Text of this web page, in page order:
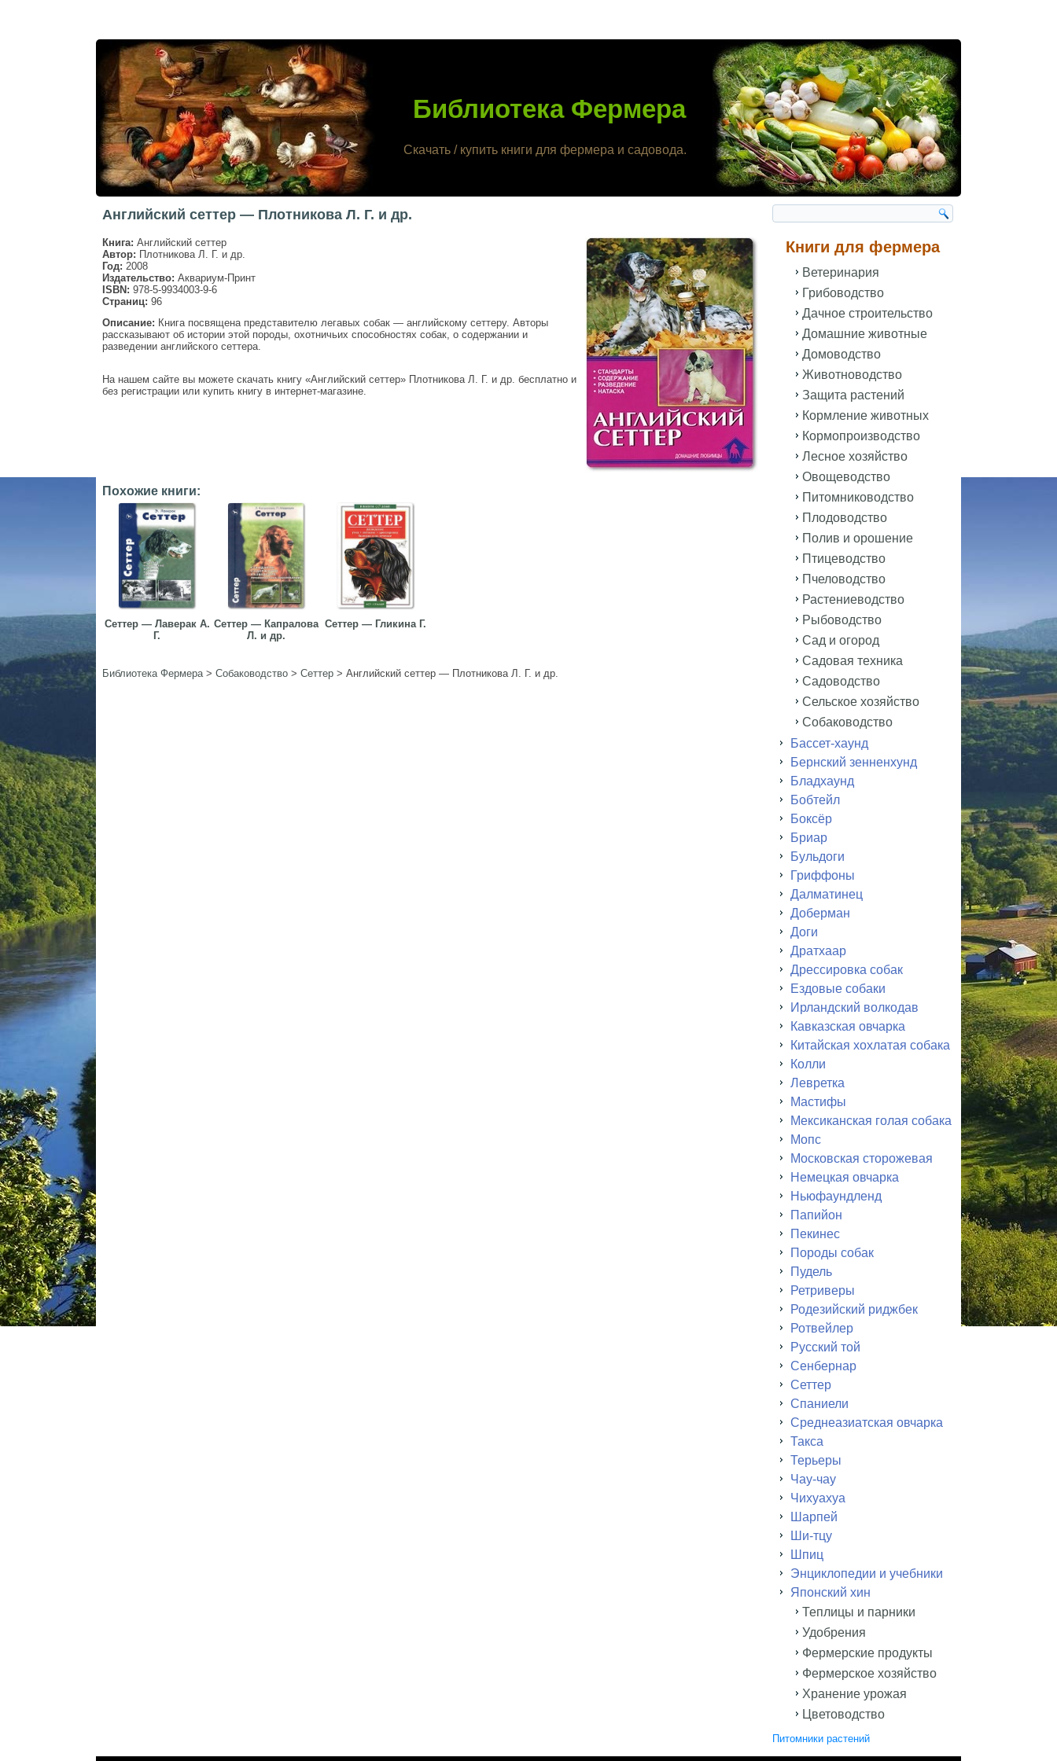
Библиотека Фермера
Скачать / купить книги для фермера и садовода.
Английский сеттер — Плотникова Л. Г. и др.
Книга: Английский сеттер
Автор: Плотникова Л. Г. и др.
Год: 2008
Издательство: Аквариум-Принт
ISBN: 978-5-9934003-9-6
Страниц: 96
Описание: Книга посвящена представителю легавых собак — английскому сеттеру. Авторы
рассказывают об истории этой породы, охотничьих способностях собак, о содержании и
разведении английского сеттера.
На нашем сайте вы можете скачать книгу «Английский сеттер» Плотникова Л. Г. и др. бесплатно и
без регистрации или купить книгу в интернет-магазине.
Похожие книги:
Сеттер — Лаверак А.
Г.
Сеттер — Капралова
Л. и др.
Сеттер — Гликина Г.
Библиотека Фермера> Собаководство > Сеттер > Английский сеттер — Плотникова Л. Г. и др.
Книги для фермера
Ветеринария
Грибоводство
Дачное строительство
Домашние животные
Домоводство
Животноводство
Защита растений
Кормление животных
Кормопроизводство
Лесное хозяйство
Овощеводство
Питомниководство
Плодоводство
Полив и орошение
Птицеводство
Пчеловодство
Растениеводство
Рыбоводство
Сад и огород
Садовая техника
Садоводство
Сельское хозяйство
Собаководство
Бассет-хаунд
Бернский зенненхунд
Бладхаунд
Бобтейл
Боксёр
Бриар
Бульдоги
Гриффоны
Далматинец
Доберман
Доги
Дратхаар
Дрессировка собак
Ездовые собаки
Ирландский волкодав
Кавказская овчарка
Китайская хохлатая собака
Колли
Левретка
Мастифы
Мексиканская голая собака
Мопс
Московская сторожевая
Немецкая овчарка
Ньюфаундленд
Папийон
Пекинес
Породы собак
Пудель
Ретриверы
Родезийский риджбек
Ротвейлер
Русский той
Сенбернар
Сеттер
Спаниели
Среднеазиатская овчарка
Такса
Терьеры
Чау-чау
Чихуахуа
Шарпей
Ши-тцу
Шпиц
Энциклопедии и учебники
Японский хин
Теплицы и парники
Удобрения
Фермерские продукты
Фермерское хозяйство
Хранение урожая
Цветоводство
Питомники растений